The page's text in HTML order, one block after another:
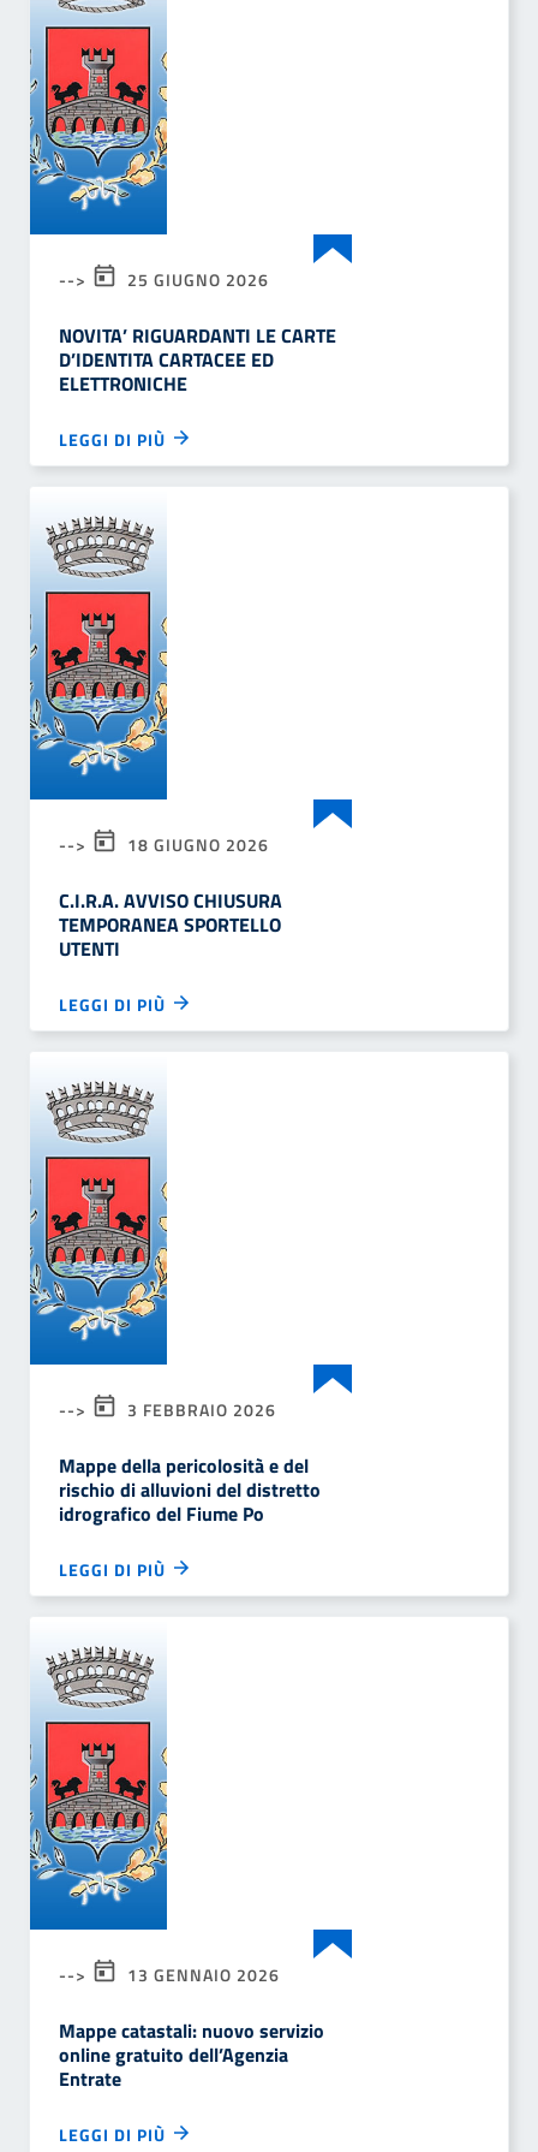
--> 25 GIUGNO 2026
NOVITA’ RIGUARDANTI LE CARTE
D’IDENTITA CARTACEE ED
ELETTRONICHE
LEGGI DI PIÙ
--> 18 GIUGNO 2026
C.I.R.A. AVVISO CHIUSURA
TEMPORANEA SPORTELLO
UTENTI
LEGGI DI PIÙ
--> 3 FEBBRAIO 2026
Mappe della pericolosità e del
rischio di alluvioni del distretto
idrografico del Fiume Po
LEGGI DI PIÙ
--> 13 GENNAIO 2026
Mappe catastali: nuovo servizio
online gratuito dell’Agenzia
Entrate
LEGGI DI PIÙ